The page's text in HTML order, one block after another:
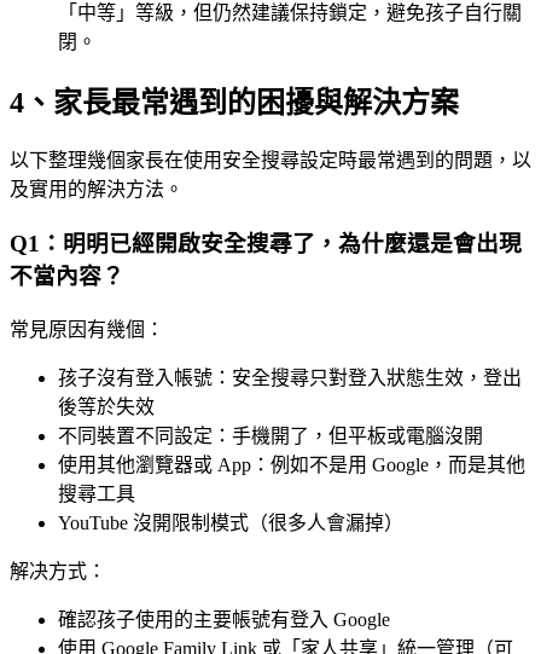
「中等」等級，但仍然建議保持鎖定，避免孩子自行關
閉。
4、家長最常遇到的困擾與解決方案
以下整理幾個家長在使用安全搜尋設定時最常遇到的問題，以
及實用的解決方法。
Q1：明明已經開啟安全搜尋了，為什麼還是會出現
不當內容？
常見原因有幾個：
孩子沒有登入帳號：安全搜尋只對登入狀態生效，登出
後等於失效
不同裝置不同設定：手機開了，但平板或電腦沒開
使用其他瀏覽器或 App：例如不是用 Google，而是其他
搜尋工具
YouTube 沒開限制模式（很多人會漏掉）
解决方式：
確認孩子使用的主要帳號有登入 Google
使用 Google Family Link 或「家人共享」統一管理（可